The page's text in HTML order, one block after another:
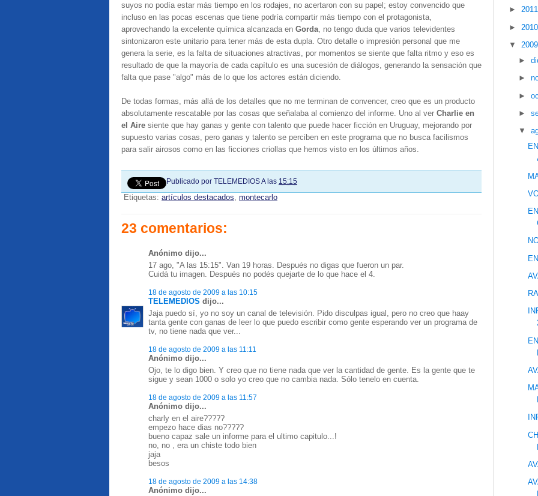
suyos no podía estar más tiempo en los rodajes, no acertaron con su papel; estoy convencido que
incluso en las pocas escenas que tiene podría compartir más tiempo con el protagonista,
aprovechando la excelente química alcanzada en Gorda, no tengo duda que varios televidentes
sintonizaron este unitario para tener más de esta dupla. Otro detalle o impresión personal que me
genera la serie, es la falta de situaciones atractivas, por momentos se siente que falta ritmo y eso es
resultado de que la mayoría de cada capítulo es una sucesión de diálogos, generando la sensación que
falta que pase "algo" más de lo que los actores están diciendo.
De todas formas, más allá de los detalles que no me terminan de convencer, creo que es un producto
absolutamente rescatable por las cosas que señalaba al comienzo del informe. Uno al ver Charlie en
el Aire siente que hay ganas y gente con talento que puede hacer ficción en Uruguay, mejorando por
supuesto varias cosas, pero ganas y talento se perciben en este programa que no busca facilismos
para salir airosos como en las ficciones criollas que hemos visto en los últimos años.
Publicado por TELEMEDIOSA las 15:15
Etiquetas: artículos destacados, montecarlo
23 comentarios:
Anónimo dijo...
17 ago, "A las 15:15". Van 19 horas. Después no digas que fueron un par.
Cuidá tu imagen. Después no podés quejarte de lo que hace el 4.
18 de agosto de 2009 a las 10:15
TELEMEDIOS dijo...
Jaja puedo sí, yo no soy un canal de televisión. Pido disculpas igual, pero no creo que haay
tanta gente con ganas de leer lo que puedo escribir como gente esperando ver un programa de
tv, no tiene nada que ver...
18 de agosto de 2009 a las 11:11
Anónimo dijo...
Ojo, te lo digo bien. Y creo que no tiene nada que ver la cantidad de gente. Es la gente que te
sigue y sean 1000 o solo yo creo que no cambia nada. Sólo tenelo en cuenta.
18 de agosto de 2009 a las 11:57
Anónimo dijo...
charly en el aire?????
empezo hace dias no?????
bueno capaz sale un informe para el ultimo capitulo...!
no, no , era un chiste todo bien
jaja
besos
18 de agosto de 2009 a las 14:38
Anónimo dijo...
►
►
▼
►
►
►
►
▼